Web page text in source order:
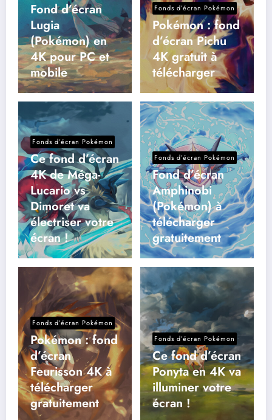
Fond d’écran
Lugia
(Pokémon) en
4K pour PC et
mobile
Fonds d’écran Pokémon
Pokémon : fond
d’écran Pichu
4K gratuit à
télécharger
Fonds d’écran Pokémon
Ce fond d’écran
4K de Méga-
Lucario vs
Dimoret va
électriser votre
écran !
Fonds d’écran Pokémon
Fond d’écran
Amphinobi
(Pokémon) à
télécharger
gratuitement
Fonds d’écran Pokémon
Pokémon : fond
d’écran
Feurisson 4K à
télécharger
gratuitement
Fonds d’écran Pokémon
Ce fond d’écran
Ponyta en 4K va
illuminer votre
écran !